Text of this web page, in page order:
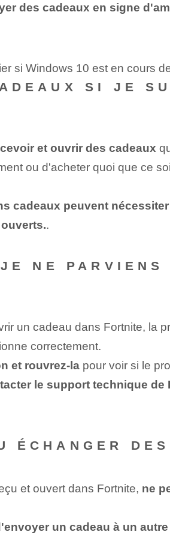
des cadeaux en signe
si Windows 10 est en cours
SI JE
et ⁤ouvrir des cadeaux
ou d'acheter quoi que ce
cadeaux peuvent
.
NE PARVIENS
un cadeau dans Fortnite, la
correctement.
et rouvrez-la⁤pour voir si le
le support technique de
ÉCHANGER
et ouvert dans Fortnite, ne
un cadeau​ à⁢ un